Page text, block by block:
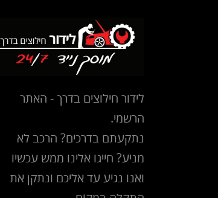
נתקעתם בדרכים? הרכב לא
מניע? חייגו אלינו ממש עכשיו